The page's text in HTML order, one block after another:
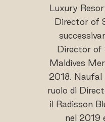
Luxury
Director of
Director of
Maldives
2018.
ruolo di
il Radisson
nel 2019